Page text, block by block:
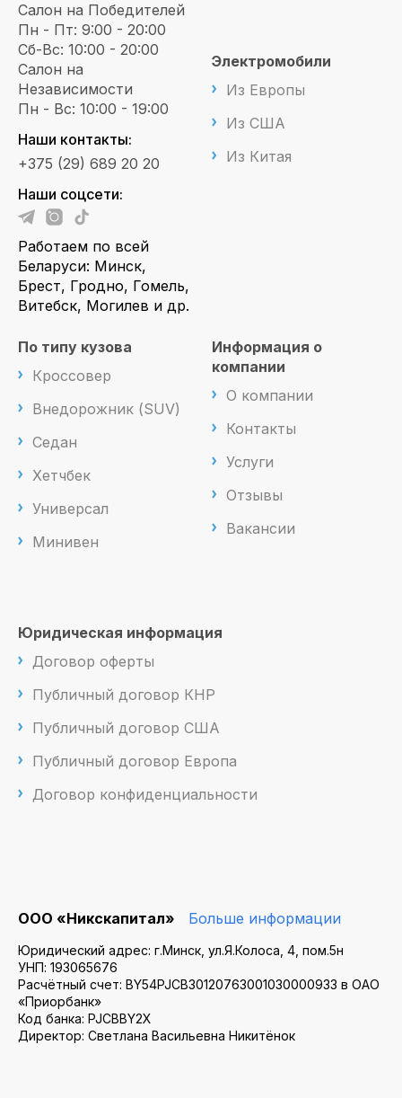
Салон на Победителей
Пн - Пт: 9:00 - 20:00
Сб-Вс: 10:00 - 20:00
Салон на
Независимости
Пн - Вс: 10:00 - 19:00
Наши контакты:
+375 (29) 689 20 20
Наши соцсети:
Работаем по всей
Беларуси: Минск,
Брест, Гродно, Гомель,
Витебск, Могилев и др.
Электромобили
Из Европы
Из США
Из Китая
По типу кузова
Кроссовер
Внедорожник (SUV)
Седан
Хетчбек
Универсал
Минивен
Информация о
компании
О компании
Контакты
Услуги
Отзывы
Вакансии
Юридическая информация
Договор оферты
Публичный договор КНР
Публичный договор США
Публичный договор Европа
Договор конфиденциальности
ООО «Никскапитал» Больше информации
Юридический адрес: г.Минск, ул.Я.Колоса, 4, пом.5н
УНП: 193065676
Расчётный счет: BY54PJCB30120763001030000933 в ОАО
«Приорбанк»
Код банка: PJCBBY2X
Директор: Светлана Васильевна Никитёнок